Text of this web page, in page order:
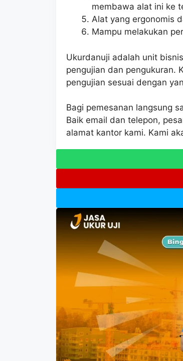
membawa alat ini ke
Alat yang ergonomis
Mampu melakukan
Ukurdanuji adalah unit
pengujian dan pengukuran.
pengujian sesuai dengan
Bagi pemesanan langsung
Baik email dan telepon,
alamat kantor kami. Kami